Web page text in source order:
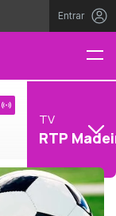
Entrar
TV
RTP